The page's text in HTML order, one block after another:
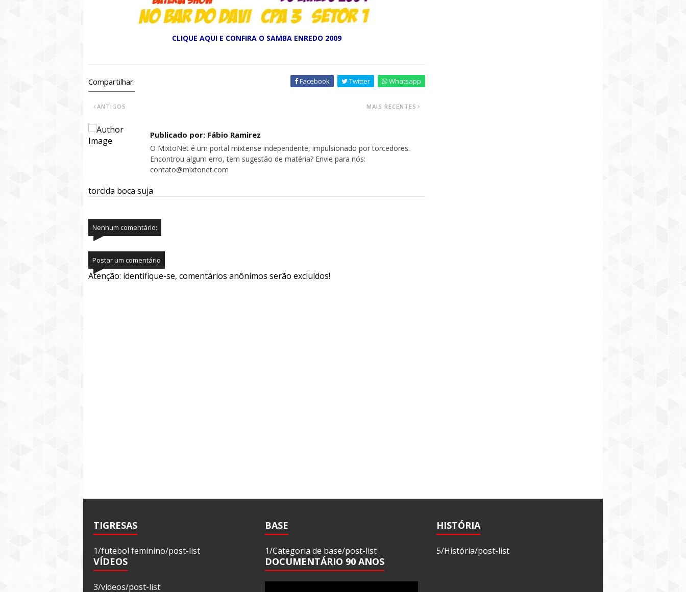
CLIQUE AQUI E CONFIRA O SAMBA ENREDO 2009
Compartilhar: Facebook Twitter Whatsapp
MAIS RECENTES
ANTIGOS
Publicado por: Fábio Ramirez
O MixtoNet é um portal mixtense independente, impulsionado por torcedores.
Encontrou algum erro, tem sugestão de matéria? Envie para nós:
contato@mixtonet.com
torcida boca suja
Nenhum comentário:
Postar um comentário
Atenção: identifique-se, comentários anônimos serão excluídos!
TIGRESAS
1/futebol feminino/post-list
VÍDEOS
3/vídeos/post-list
BASE
1/Categoria de base/post-list
DOCUMENTÁRIO 90 ANOS
HISTÓRIA
5/História/post-list